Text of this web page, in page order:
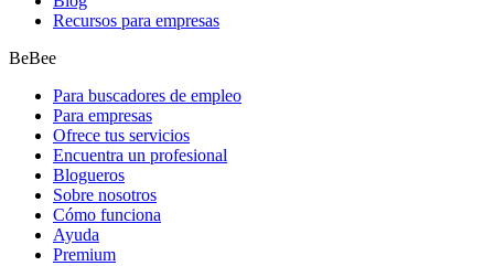
Recursos para empresas
BeBee
Para buscadores de empleo
Para empresas
Ofrece tus servicios
Encuentra un profesional
Blogueros
Sobre nosotros
Cómo funciona
Ayuda
Premium